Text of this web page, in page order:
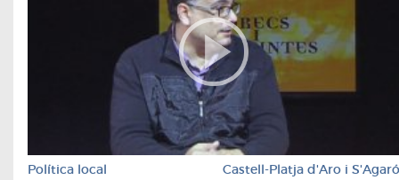
Política local Castell-Platja d'Aro i S'Agaró